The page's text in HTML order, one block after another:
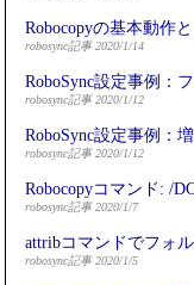
Robocopyの基本動作
robosync記事 2020/1/14
RoboSync設定事例：
robosync記事 2020/1/12
RoboSync設定事例：
robosync記事 2020/1/12
Robocopyコマンド: /
robosync記事 2020/1/7
attribコマンドでフォ
robosync記事 2020/1/5